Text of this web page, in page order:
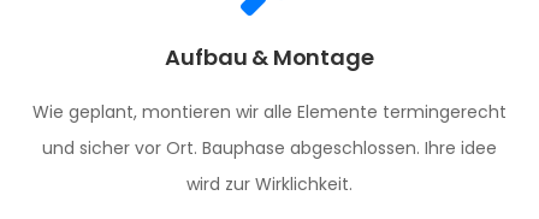
Aufbau & Montage
Wie geplant, montieren wir alle Elemente termingerecht
und sicher vor Ort. Bauphase abgeschlossen. Ihre idee
wird zur Wirklichkeit.